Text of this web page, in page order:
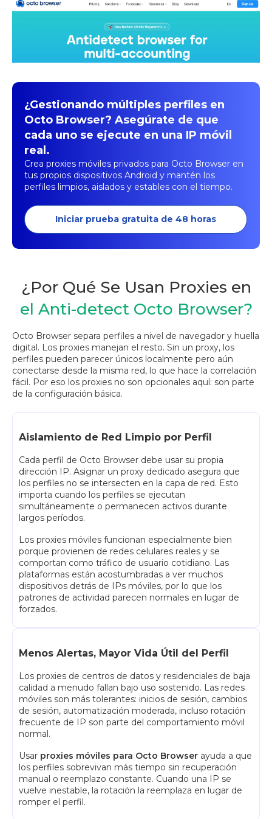
¿Gestionando múltiples perfiles en
Octo Browser? Asegúrate de que
cada uno se ejecute en una IP móvil
real.
Crea proxies móviles privados para Octo Browser en
tus propios dispositivos Android y mantén los
perfiles limpios, aislados y estables con el tiempo.
Iniciar prueba gratuita de 48 horas
¿Por Qué Se Usan Proxies en
el Anti-detect Octo Browser?
Octo Browser separa perfiles a nivel de navegador y huella
digital. Los proxies manejan el resto. Sin un proxy, los
perfiles pueden parecer únicos localmente pero aún
conectarse desde la misma red, lo que hace la correlación
fácil. Por eso los proxies no son opcionales aquí: son parte
de la configuración básica.
Aislamiento de Red Limpio por Perfil
Cada perfil de Octo Browser debe usar su propia
dirección IP. Asignar un proxy dedicado asegura que
los perfiles no se intersecten en la capa de red. Esto
importa cuando los perfiles se ejecutan
simultáneamente o permanecen activos durante
largos períodos.
Los proxies móviles funcionan especialmente bien
porque provienen de redes celulares reales y se
comportan como tráfico de usuario cotidiano. Las
plataformas están acostumbradas a ver muchos
dispositivos detrás de IPs móviles, por lo que los
patrones de actividad parecen normales en lugar de
forzados.
Menos Alertas, Mayor Vida Útil del Perfil
Los proxies de centros de datos y residenciales de baja
calidad a menudo fallan bajo uso sostenido. Las redes
móviles son más tolerantes: inicios de sesión, cambios
de sesión, automatización moderada, incluso rotación
frecuente de IP son parte del comportamiento móvil
normal.
Usar proxies móviles para Octo Browser ayuda a que
los perfiles sobrevivan más tiempo sin recuperación
manual o reemplazo constante. Cuando una IP se
vuelve inestable, la rotación la reemplaza en lugar de
romper el perfil.